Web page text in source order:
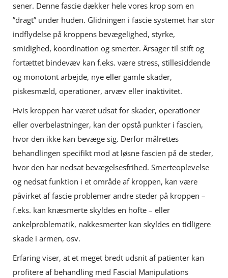
sener. Denne fascie dækker hele vores krop som en
”dragt” under huden. Glidningen i fascie systemet har stor
indflydelse på kroppens bevægelighed, styrke,
smidighed, koordination og smerter. Årsager til stift og
fortættet bindevæv kan f.eks. være stress, stillesiddende
og monotont arbejde, nye eller gamle skader,
piskesmæld, operationer, arvæv eller inaktivitet.
Hvis kroppen har været udsat for skader, operationer
eller overbelastninger, kan der opstå punkter i fascien,
hvor den ikke kan bevæge sig. Derfor målrettes
behandlingen specifikt mod at løsne fascien på de steder,
hvor den har nedsat bevægelsesfrihed. Smerteoplevelse
og nedsat funktion i et område af kroppen, kan være
påvirket af fascie problemer andre steder på kroppen –
f.eks. kan knæsmerte skyldes en hofte – eller
ankelproblematik, nakkesmerter kan skyldes en tidligere
skade i armen, osv.
Erfaring viser, at et meget bredt udsnit af patienter kan
profitere af behandling med Fascial Manipulations